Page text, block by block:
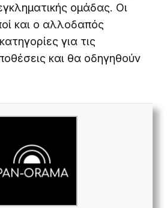
ομάδας. Οι
και ο αλλοδαπός
για τις
και θα οδηγηθούν